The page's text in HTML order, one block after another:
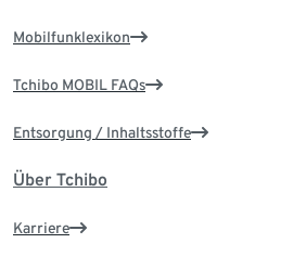
Mobilfunklexikon
Tchibo MOBIL FAQs
Entsorgung / Inhaltsstoffe
Über Tchibo
Karriere